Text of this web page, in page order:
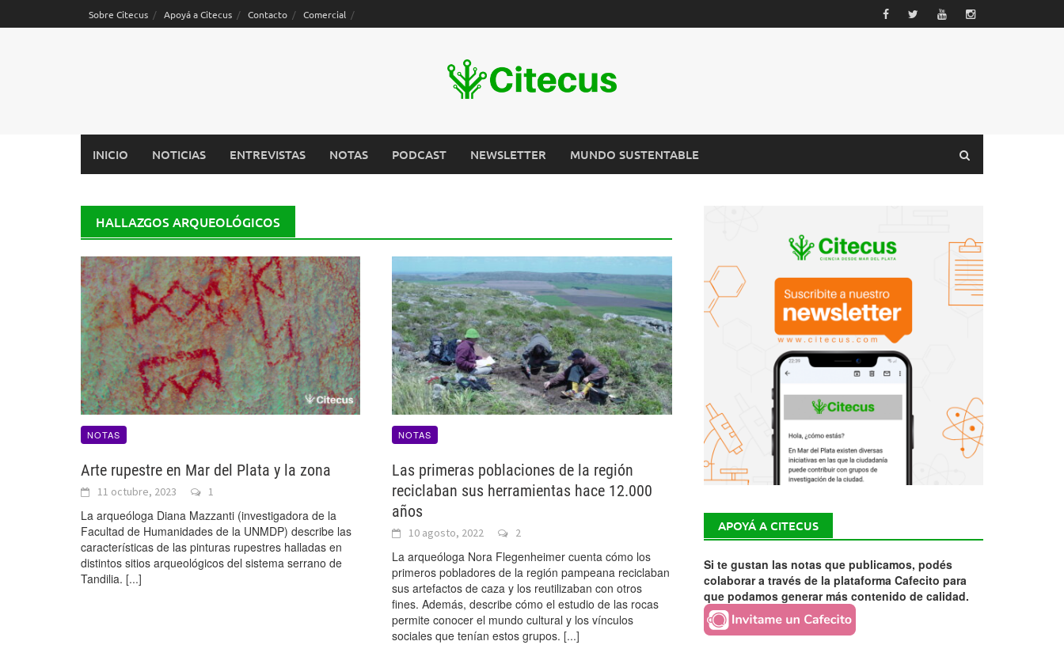
Sobre Citecus Apoyá a Citecus Contacto Comercial
INICIO NOTICIAS ENTREVISTAS NOTAS PODCAST NEWSLETTER MUNDO SUSTENTABLE
HALLAZGOS ARQUEOLÓGICOS
NOTAS
Arte rupestre en Mar del Plata y la zona
11 octubre, 2023 1
La arqueóloga Diana Mazzanti (investigadora de la
Facultad de Humanidades de la UNMDP) describe las
características de las pinturas rupestres halladas en
distintos sitios arqueológicos del sistema serrano de
Tandilia. [...]
NOTAS
Las primeras poblaciones de la región
reciclaban sus herramientas hace 12.000
años
10 agosto, 2022 2
La arqueóloga Nora Flegenheimer cuenta cómo los
primeros pobladores de la región pampeana reciclaban
sus artefactos de caza y los reutilizaban con otros
fines. Además, describe cómo el estudio de las rocas
permite conocer el mundo cultural y los vínculos
sociales que tenían estos grupos. [...]
APOYÁ A CITECUS
Si te gustan las notas que publicamos, podés
colaborar a través de la plataforma Cafecito para
que podamos generar más contenido de calidad.